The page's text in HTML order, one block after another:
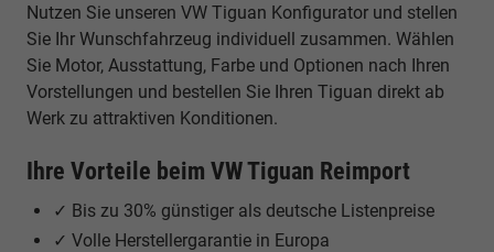
Nutzen Sie unseren VW Tiguan Konfigurator und stellen
Sie Ihr Wunschfahrzeug individuell zusammen. Wählen
Sie Motor, Ausstattung, Farbe und Optionen nach Ihren
Vorstellungen und bestellen Sie Ihren Tiguan direkt ab
Werk zu attraktiven Konditionen.
Ihre Vorteile beim VW Tiguan Reimport
✓ Bis zu 30% günstiger als deutsche Listenpreise
✓ Volle Herstellergarantie in Europa